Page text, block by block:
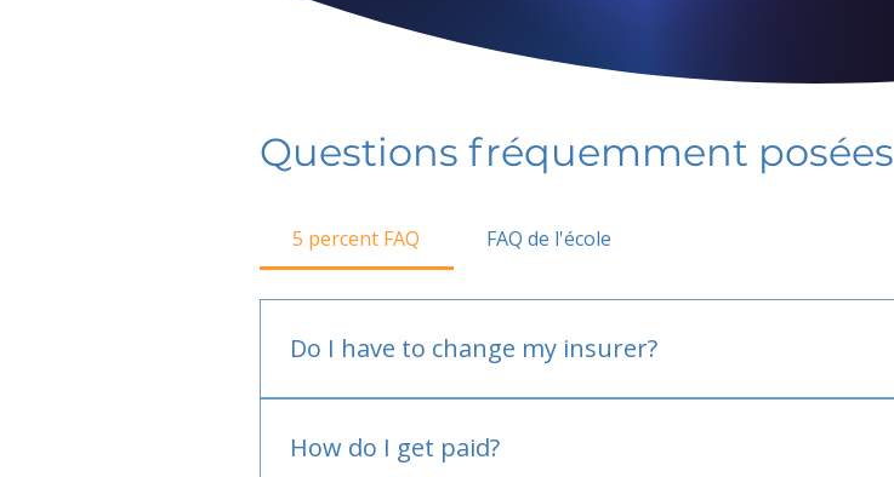
Questions fréquemment posées
5 percent FAQ FAQ de l'école
Do I have to change my insurer?
How do I get paid?